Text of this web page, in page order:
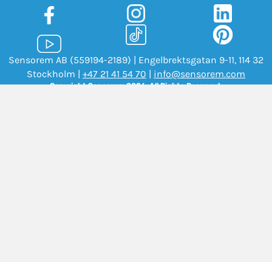
Sensorem AB (559194-2189) | Engelbrektsgatan 9-11, 114 32
Stockholm | +47 21 41 54 70 | info@sensorem.com
Copyright Sensorem 2026. All Rights Reserved.